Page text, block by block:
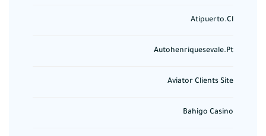
Atipuerto.cl
Autohenriquesevale.pt
Aviator Clients Site
Bahigo Casino